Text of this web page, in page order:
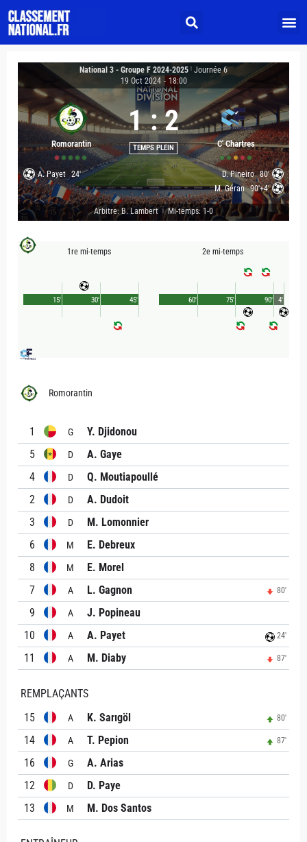
National 3 - Groupe F 2024-2025 Journée 6
19 Oct 2024 - 18:00
Romorantin
1 : 2
TEMPS PLEIN C' Chartres
A. Payet 24' D. Pineiro 80'
M. Géran 90'+4'
Arbitre: B. Lambert Mi-temps: 1-0
1re mi-temps
45'
15' 30'
2e mi-temps
90'
60' 75' 4'
Romorantin
1 G
Y. Djidonou
5
D
A. Gaye
4
D
Q. Moutiapoullé
2
D
A. Dudoit
3
D
M. Lomonnier
6
M
E. Debreux
8
M
E. Morel
7
A L. Gagnon 80'
9 A
J. Popineau
10
A A. Payet 24'
11 A M. Diaby 87'
REMPLAÇANTS
15
A K. Sarıgöl 80'
14 A T. Pepion 87'
16 G
A. Arias
12
D
D. Paye
13
M M. Dos Santos